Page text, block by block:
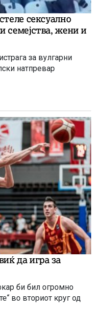
сексуално
семејства, жени и
за вулгарни
натпревар
да игра за
би бил огромно
во вториот круг од